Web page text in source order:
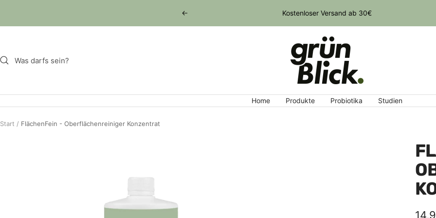
Zurück Konzentrat: 1L = 60ct
gruenblick
Home Produkte Probiotika Studien
Start FlächenFein - Oberflächenreiniger Konzentrat